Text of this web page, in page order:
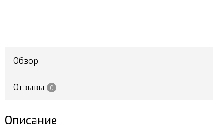
Обзор
Отзывы 0
Описание